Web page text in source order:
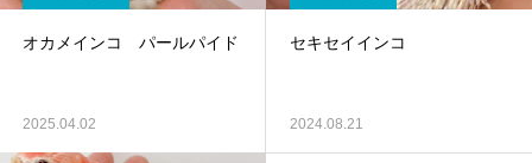
オカメインコ パールパイド
2025.04.02
セキセイインコ
2024.08.21